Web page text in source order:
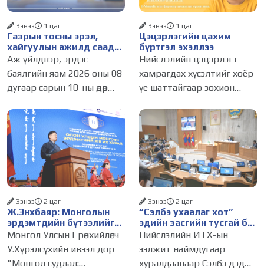
Газрын тосны эрэл,
хайгуулын ажилд саад
болж буй асуудалд
АМГТГ анхаарал
хандуулна
Ээнээ 1 цаг
Аж үйлдвэр, эрдэс
баялгийн яам 2026 оны 08
дугаар сарын 10-ны өдөр
хуралдаанаа зохион
байгуулж, салбарын
ажлуудын хэрэгжилт,
тулгамдсан асуудлуудыг
хэлэлцлээ. Хурлыг Төрийн
нарийн
Цэцэрлэгийн цахим
бүртгэл эхэллээ
Ээнээ 1 цаг
Нийслэлийн цэцэрлэгт
хамрагдах хүсэлтийг хоёр
үе шаттайгаар зохион
элсэлтийн бүртгэл өнөөдөр
буюу 2026 оны 8 дугаар
сарын 10-ны өдрийн 09:00
цагт эхэллээ. Нэгдүгээр
шатны
Ж.Энхбаяр: Монголын
эрдэмтдийн бүтээлийг
олон улсын хэлнээ түгээн
дэлгэрүүлэх ажлыг
дэмжинэ
Ээнээ 2 цаг
Монгол Улсын Ерөнхийлөгч
У.Хүрэлсүхийн ивээл дор
"Монгол судлал:
“Сэлбэ ухаалаг хот”
эдийн засгийн тусгай бүс
байгуулах тогтоолын
төслийг батлууллаа
Ээнээ 2 цаг
Нийслэлийн ИТХ-ын
ээлжит наймдугаар
хуралдаанаар Сэлбэ дэд